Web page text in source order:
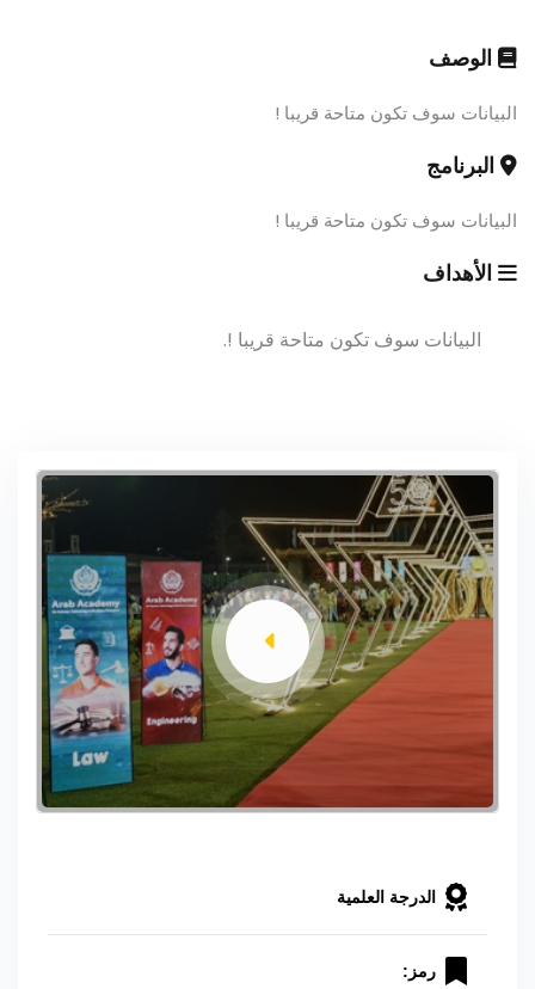
الوصف
البيانات سوف تكون متاحة قريبا !
البرنامج
البيانات سوف تكون متاحة قريبا !
الأهداف
البيانات سوف تكون متاحة قريبا !.
الدرجة العلمية
رمز: